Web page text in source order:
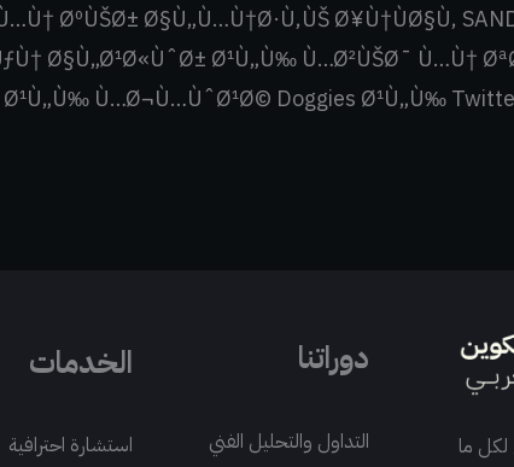
ØºÙŠØ± Ø§Ù„Ù…Ù†Ø·Ù‚ÙŠ Ø¥Ù†ÙØ§Ù‚
Ø§Ù„Ø¹Ø«ÙˆØ± Ø¹Ù„Ù‰ Ù…Ø²ÙŠØ¯ Ù…Ù†
Ù…Ø¬Ù…ÙˆØ¹Ø© Doggies Ø¹Ù„Ù‰
لكل ما
دوراتنا
التداول والتحليل الفني
الخدمات
استشارة احترافية